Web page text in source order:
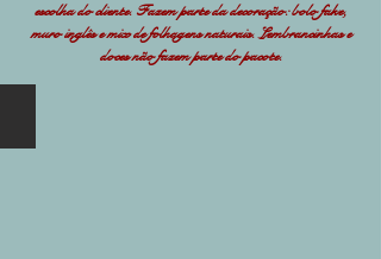
escolha do cliente. Fazem parte da decoração: bolo fake,
muro inglês e mix de folhagens naturais. Lembrancinhas e
doces não fazem parte do pacote.